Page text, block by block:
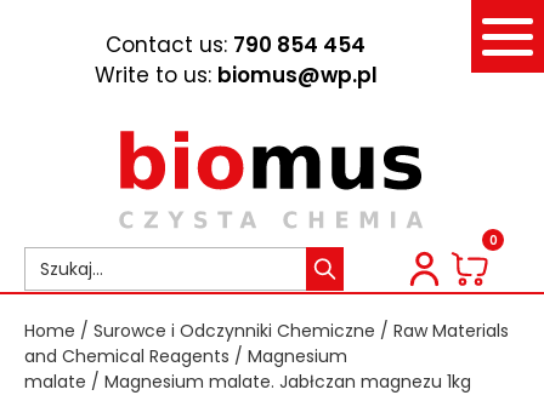
Contact us: 790 854 454
Write to us: biomus@wp.pl
0
Home / Surowce i Odczynniki Chemiczne / Raw Materials
and Chemical Reagents / Magnesium
malate / Magnesium malate. Jabłczan magnezu 1kg